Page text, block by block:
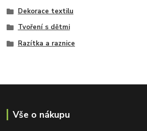
Dekorace textilu
Tvoření s dětmi
Razítka a raznice
Vše o nákupu